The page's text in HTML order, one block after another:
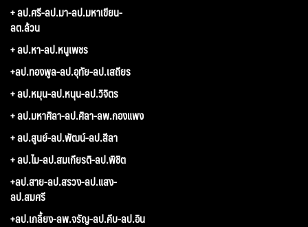
+ ลป.ศรี-ลป.มา-ลป.มหาเขียน-
ลต.ล้วน
+ ลป.หา-ลป.หนูเพชร
+ลป.ทองพูล-ลป.อุทัย-ลป.เสถียร
+ ลป.หมุน-ลป.หนุน-ลป.วิจิตร
+ ลป.มหาศิลา-ลป.ศิลา-ลพ.กองแพง
+ ลป.สูนย์-ลป.พัฒน์-ลป.สีลา
+ ลป.ไม-ลป.สมเกียรติ-ลป.พิชิต
+ลป.สาย-ลป.สรวง-ลป.แสง-
ลป.สมศรี
+ลป.เกลี้ยง-ลพ.จรัญ-ลป.คีบ-ลป.อิน